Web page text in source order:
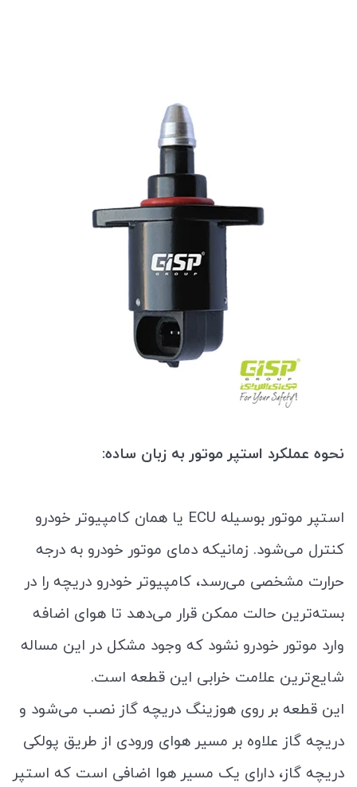
نحوه عملکرد استپر موتور به زبان ساده:
استپر موتور بوسیله ECU یا همان کامپیوتر خودرو
کنترل می‌شود. زمانیکه دمای موتور خودرو به درجه
حرارت مشخصی می‌رسد، کامپیوتر خودرو دریچه را در
بسته‌ترین حالت ممکن قرار می‌دهد تا هوای اضافه
وارد موتور خودرو نشود که وجود مشکل در این مساله
شایع‌ترین علامت خرابی این قطعه است.
این قطعه بر روی هوزینگ دریچه گاز نصب می‌شود و
دریچه گاز علاوه بر مسیر هوای ورودی از طریق پولکی
دریچه گاز، دارای یک مسیر هوا اضافی است که استپر